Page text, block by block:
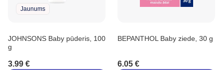
Jaunums
JOHNSONS Baby pūderis, 100
g
3.99 €
BEPANTHOL Baby ziede, 30 g
6.05 €